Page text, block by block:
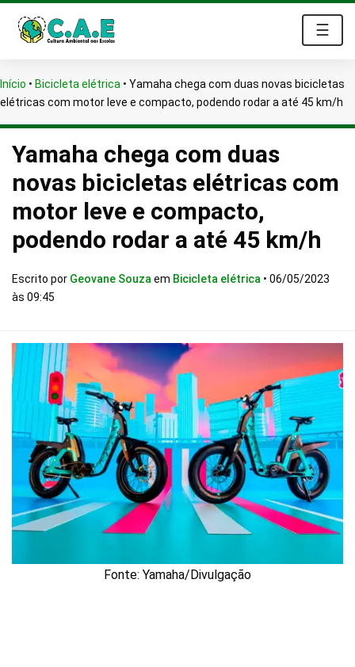
☰
Início • Bicicleta elétrica • Yamaha chega com duas novas bicicletas
elétricas com motor leve e compacto, podendo rodar a até 45 km/h
Yamaha chega com duas
novas bicicletas elétricas com
motor leve e compacto,
podendo rodar a até 45 km/h
Escrito por Geovane Souza em Bicicleta elétrica • 06/05/2023
às 09:45
Fonte: Yamaha/Divulgação